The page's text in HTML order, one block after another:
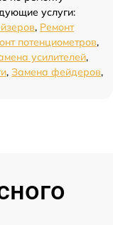
услуги:
, Ремонт
потенциометров,
усилителей,
, Замена фейдеров,